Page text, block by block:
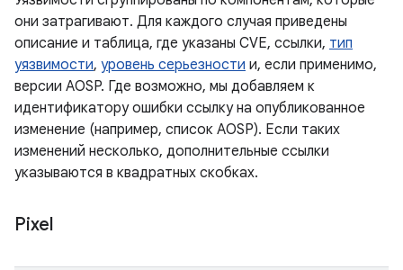
они затрагивают. Для каждого случая приведены
описание и таблица, где указаны CVE, ссылки, тип
уязвимости, уровень серьезности и, если применимо,
версии AOSP. Где возможно, мы добавляем к
идентификатору ошибки ссылку на опубликованное
изменение (например, список AOSP). Если таких
изменений несколько, дополнительные ссылки
указываются в квадратных скобках.
Pixel